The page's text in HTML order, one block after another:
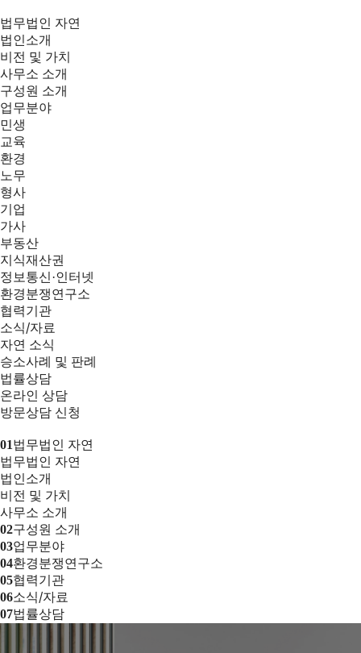
법무법인 자연
법인소개
비전 및 가치
사무소 소개
구성원 소개
업무분야
민생
교육
환경
노무
형사
기업
가사
부동산
지식재산권
정보통신·인터넷
환경분쟁연구소
협력기관
소식/자료
자연 소식
승소사례 및 판례
법률상담
온라인 상담
방문상담 신청
01법무법인 자연
법무법인 자연
법인소개
비전 및 가치
사무소 소개
02구성원 소개
03업무분야
04환경분쟁연구소
05협력기관
06소식/자료
07법률상담